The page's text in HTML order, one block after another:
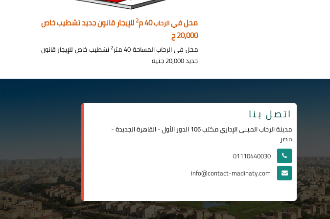
محل فيالرحاب40 م 2للإيجار قانون جديد تشطيب خاص
20,000 ج
محل في الرحاب المساحة 40 متر 2تشطيب خاص للإيجار قانون
جديد 20,000 جنيه
اتصل بنا
مدينة الرحاب المبنى الإداري مكتب 106 الدور الأول - القاهرة الجديدة -
مصر
01110440030
info@contact-madinaty.com